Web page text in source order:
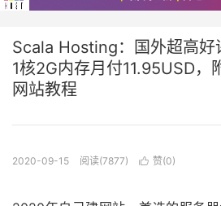
Scala Hosting：国外超高好
1核2G内存月付11.95USD，
网站教程
2020-09-15 阅读(7877)  赞(0)